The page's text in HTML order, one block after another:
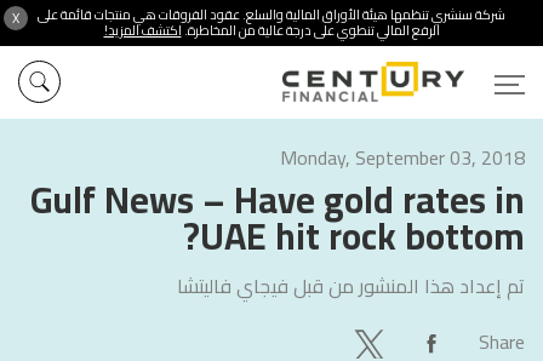
X شركة سنشري تنظمها هيئة الأوراق المالية والسلع. عقود الفروقات هي منتجات قائمة على
الرفع المالي تنطوي على درجة عالية من المخاطرة.اكتشف المزيد!
Monday, September 03, 2018
Gulf News – Have gold rates in
UAE hit rock bottom?
تم إعداد هذا المنشور من قبل فيجاي فاليتشا
Share